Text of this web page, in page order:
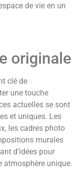
de vie en un
originale
clé de
une touche
actuelles se sont
et uniques. Les
les cadres photo
murales
d’idées pour
atmosphère unique.